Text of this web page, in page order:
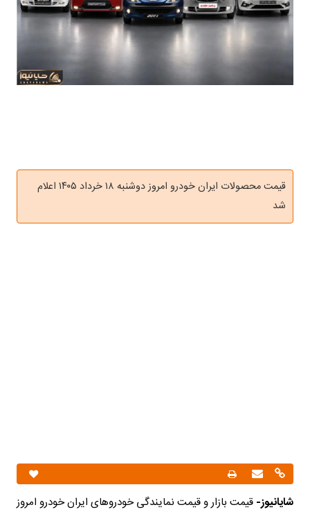
قیمت محصولات ایران خودرو امروز دوشنبه ۱۸ خرداد ۱۴۰۵ اعلام
شد
شایانیوز- قیمت بازار و قیمت نمایندگی خودرو‌های ایران خودرو امروز